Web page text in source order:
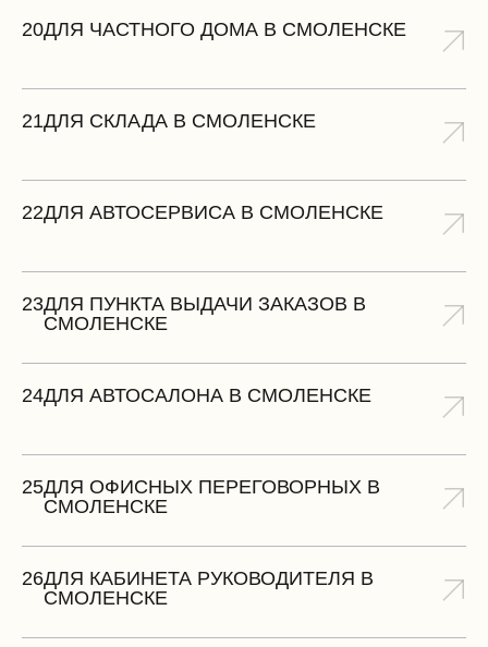
20ДЛЯ ЧАСТНОГО ДОМА В СМОЛЕНСКЕ
21ДЛЯ СКЛАДА В СМОЛЕНСКЕ
22ДЛЯ АВТОСЕРВИСА В СМОЛЕНСКЕ
23ДЛЯ ПУНКТА ВЫДАЧИ ЗАКАЗОВ В
СМОЛЕНСКЕ
24ДЛЯ АВТОСАЛОНА В СМОЛЕНСКЕ
25ДЛЯ ОФИСНЫХ ПЕРЕГОВОРНЫХ В
СМОЛЕНСКЕ
26ДЛЯ КАБИНЕТА РУКОВОДИТЕЛЯ В
СМОЛЕНСКЕ